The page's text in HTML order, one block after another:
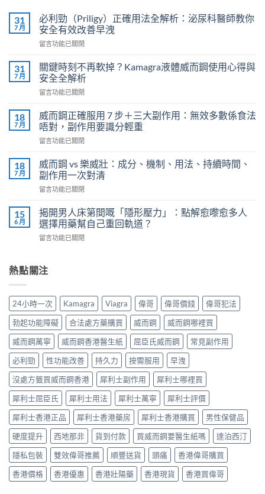
31
7 月
必利勁（Priligy）正確用法全解析：泌尿科醫師教你
安全有效改善早洩
在
利
勁
（Priligy）
正
用
法
全
解
泌
尿
醫
教
你
安
效
改
早
洩〉
中
留言功能已關閉
31
7 月
關鍵時刻不再軟掉？Kamagra液體威而鋼使用心得與
安全全解析
在
鍵
時
刻
不
軟
掉？
Kamagra
液
威
而
使
得
全
全
解
析〉
中
留言功能已關閉
18
7 月
威而鋼正確服用 7 步＋三大副作用：無效多數係食法
唔對，副作用要識分輕重
在
而
鋼
正
確
用
7
步
＋
副
效
多
數
係
食
唔
對，
副
作
用
要
識
分
輕
重〉
中
留言功能已關閉
18
7 月
威而鋼 vs 樂威壯：成分、機制、用法、持續時間、
副作用一次對清
在
而
鋼
vs
樂
成
制、
用
法、
持
續
時
間、
副
作
用
一
次
對
清〉
中
留言功能已關閉
15
6 月
揭開男人床第間嘅「隱形壓力」：點解愈嚟愈多人
選擇用藥幫自己重回軌道？
在
男
人
第
嘅
「隱
形
壓
力」：
點
解
愈
嚟
愈
多
人
選
擇
用
藥
幫
留言功能已關閉
熱點關注
24小時一次 Kamagra Viagra 偉哥 偉哥價錢
偉哥犯法
勃起功能障礙
合法處方藥購買 威而鋼
威而鋼哪裡買
威而鋼萬寧
威而鋼香港醫生紙 屈臣氏威而鋼
常見副作用
必利勁
性功能改善 持久力 按需服用
早洩
沒處方籤買威而鋼香港
犀利士副作用
犀利士哪裡買
犀利士屈臣氏
犀利士用法 犀利士萬寧
犀利士評價
犀利士香港正品
犀利士香港藥房 犀利士香港購買
男性保健品
硬度提升
西地那非 貨到付款 買威而鋼要醫生紙嗎
達泊西汀
隱私包裝
雙效偉哥推薦 順豐送貨 頭痛
香港偉哥購買
香港價格
香港優惠 香港壯陽藥 香港現貨 香港買偉哥